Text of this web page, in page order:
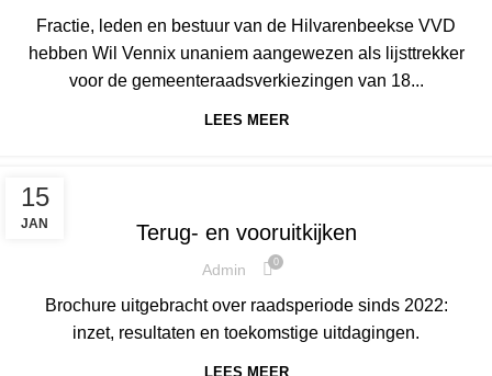
Fractie, leden en bestuur van de Hilvarenbeekse VVD
hebben Wil Vennix unaniem aangewezen als lijsttrekker
voor de gemeenteraadsverkiezingen van 18...
LEES MEER
15
JAN
NIEUWS
Terug- en vooruitkijken
Admin 0
Brochure uitgebracht over raadsperiode sinds 2022:
inzet, resultaten en toekomstige uitdagingen.
LEES MEER